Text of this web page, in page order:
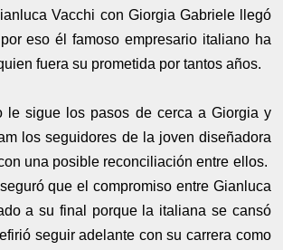
Vacchi con Giorgia Gabriele llegó
eso él famoso empresario italiano ha
fuera su prometida por tantos años.
le sigue los pasos de cerca a Giorgia y
los seguidores de la joven diseñadora
una posible reconciliación entre ellos.
que el compromiso entre Gianluca
a su final porque la italiana se cansó
seguir adelante con su carrera como